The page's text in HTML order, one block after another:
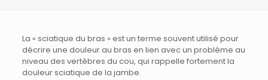
La « sciatique du bras » est un terme souvent utilisé pour
décrire une douleur au bras en lien avec un problème au
niveau des vertèbres du cou, qui rappelle fortement la
douleur sciatique de la jambe.